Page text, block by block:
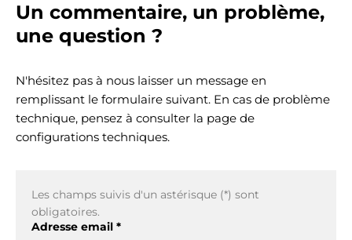
Un commentaire, un problème,
une question ?
N'hésitez pas à nous laisser un message en
remplissant le formulaire suivant. En cas de problème
technique, pensez à consulter la page de
configurations techniques.
Les champs suivis d'un astérisque (*) sont
obligatoires.
Adresse email *